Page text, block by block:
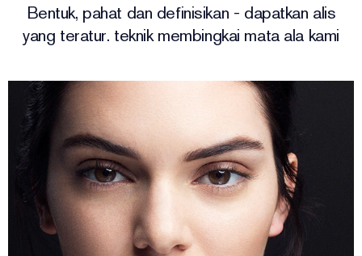
Bentuk, pahat dan definisikan - dapatkan alis
yang teratur. teknik membingkai mata ala kami